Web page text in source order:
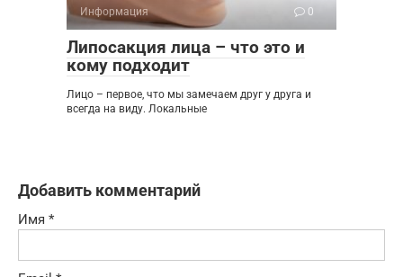
Информация 0
Липосакция лица – что это и
кому подходит
Лицо – первое, что мы замечаем друг у друга и
всегда на виду. Локальные
Добавить комментарий
Имя *